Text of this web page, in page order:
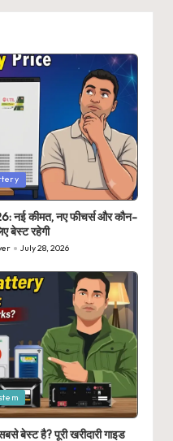
कीमत, नए फीचर्स और कौन-
बेस्ट रहेगी
July 28, 2026
बेस्ट है? पूरी खरीदारी गाइड